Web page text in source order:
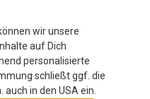
wir unsere
auf Dich
personalisierte
schließt ggf. die
in den USA ein.